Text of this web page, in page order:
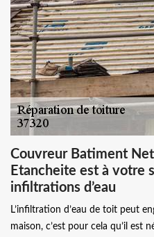
Couvreur Batiment
Etancheite est à votre
infiltrations d’eau
L’infiltration d’eau de toit peut
maison, c’est pour cela qu’il est